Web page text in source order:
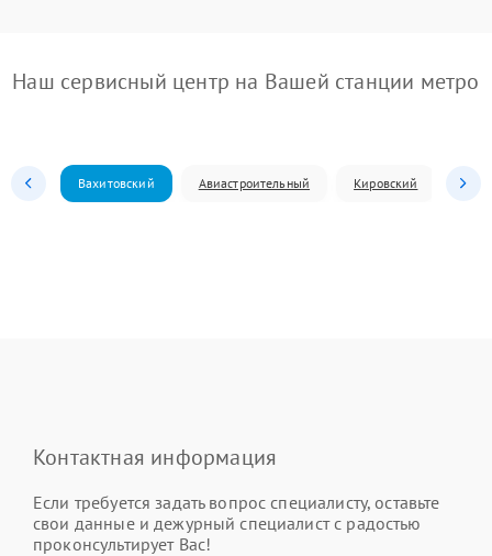
Наш сервисный центр на Вашей станции метро
Вахитовский Авиастроительный Кировский
Контактная информация
Если требуется задать вопрос специалисту, оставьте
свои данные и дежурный специалист с радостью
проконсультирует Вас!